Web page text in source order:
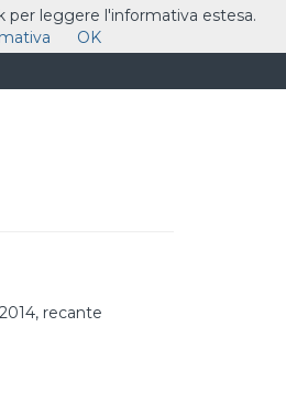
CARRELLO
recante
per leggere l'informativa estesa.
OK